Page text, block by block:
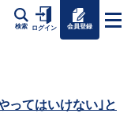
検索 ログイン 会員登録
ってはいけない｣と